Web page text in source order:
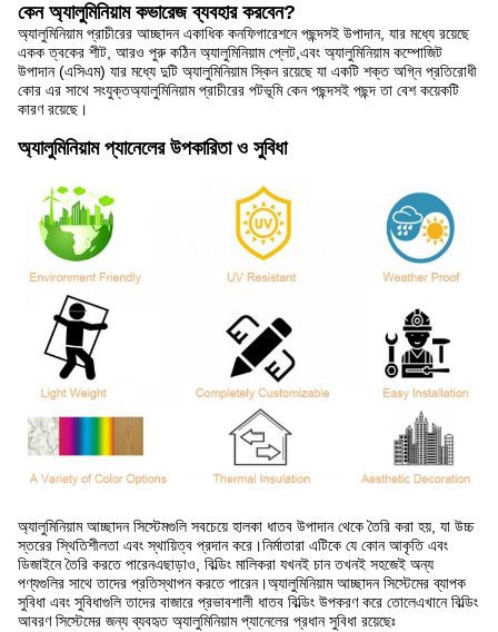
কেন অ্যালুমিনিয়াম কভারেজ ব্যবহার করবেন?
অ্যালুমিনিয়াম প্রাচীরের আচ্ছাদন একাধিক কনফিগারেশনে পছন্দসই উপাদান, যার মধ্যে রয়েছে
একক ত্বকের শীট, আরও পুরু কঠিন অ্যালুমিনিয়াম প্লেট,এবং অ্যালুমিনিয়াম কম্পোজিট
উপাদান (এসিএম) যার মধ্যে দুটি অ্যালুমিনিয়াম স্কিন রয়েছে যা একটি শক্ত অগ্নি প্রতিরোধী
কোর এর সাথে সংযুক্তঅ্যালুমিনিয়াম প্রাচীরের পটভূমি কেন পছন্দসই পছন্দ তা বেশ কয়েকটি
কারণ রয়েছে।
অ্যালুমিনিয়াম প্যানেলের উপকারিতা ও সুবিধা
অ্যালুমিনিয়াম আচ্ছাদন সিস্টেমগুলি সবচেয়ে হালকা ধাতব উপাদান থেকে তৈরি করা হয়, যা উচ্চ
স্তরের স্থিতিশীলতা এবং স্থায়িত্ব প্রদান করে।নির্মাতারা এটিকে যে কোন আকৃতি এবং
ডিজাইনে তৈরি করতে পারেনএছাড়াও, বিল্ডিং মালিকরা যখনই চান তখনই সহজেই অন্য
পণ্যগুলির সাথে তাদের প্রতিস্থাপন করতে পারেন।অ্যালুমিনিয়াম আচ্ছাদন সিস্টেমের ব্যাপক
সুবিধা এবং সুবিধাগুলি তাদের বাজারে প্রভাবশালী ধাতব বিল্ডিং উপকরণ করে তোলেএখানে বিল্ডিং
আবরণ সিস্টেমের জন্য ব্যবহৃত অ্যালুমিনিয়াম প্যানেলের প্রধান সুবিধা রয়েছেঃ